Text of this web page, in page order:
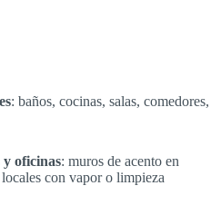
: baños, cocinas, salas, comedores,
y oficinas: muros de acento en
con vapor o limpieza